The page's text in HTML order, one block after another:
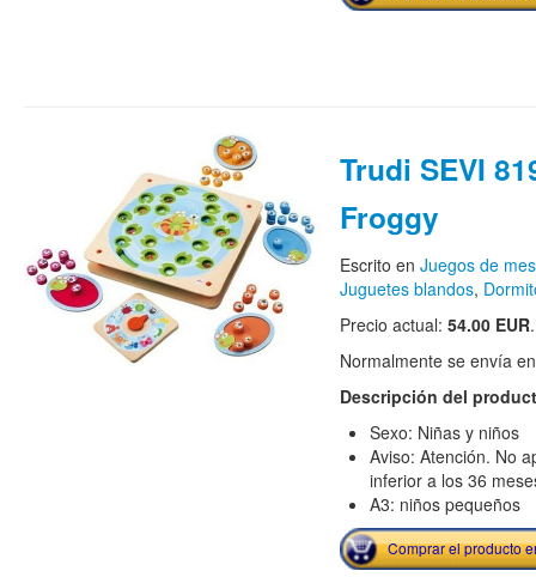
Trudi SEVI
Froggy
Escrito en Juegos de
Juguetes blandos,
Precio actual: 54.00 EUR.
Normalmente se envía
Descripción del
Sexo: Niñas y niños
Aviso: Atención. No
inferior a los 36
A3: niños pequeños
Comprar el producto